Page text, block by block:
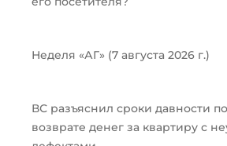
Неделя «АГ» (7 августа 2026 г.)
ВС разъяснил сроки давности
возврате денег за квартиру с